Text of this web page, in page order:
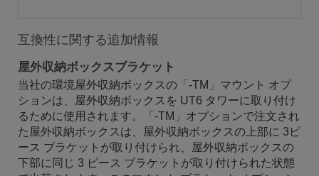
互換性に関する追加情報
屋外収納ボックスブラケット
当社の環境屋外収納ボックスの「-TM」マウント オプ
ションは、屋外収納ボックスを UT6 タワーに取り付け
るために使用されます。「-TM」オプションで注文され
た屋外収納ボックスは、屋外収納ボックスの上部に 3ピ
ース ブラケットが取り付けられ、屋外収納ボックスの
下部に同じ 3 ピース ブラケットが取り付けられた状態